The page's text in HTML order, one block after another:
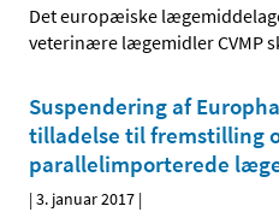
Det europæiske
veterinære lægemidler CVMP
Suspendering af
tilladelse til fremstilling
parallelimporterede
|3. januar 2017 |